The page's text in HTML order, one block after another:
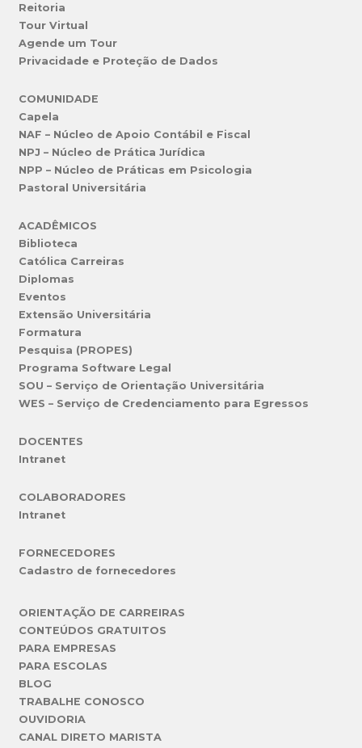
Reitoria
Tour Virtual
Agende um Tour
Privacidade e Proteção de Dados
COMUNIDADE
Capela
NAF – Núcleo de Apoio Contábil e Fiscal
NPJ – Núcleo de Prática Jurídica
NPP – Núcleo de Práticas em Psicologia
Pastoral Universitária
ACADÊMICOS
Biblioteca
Católica Carreiras
Diplomas
Eventos
Extensão Universitária
Formatura
Pesquisa (PROPES)
Programa Software Legal
SOU – Serviço de Orientação Universitária
WES – Serviço de Credenciamento para Egressos
DOCENTES
Intranet
COLABORADORES
Intranet
FORNECEDORES
Cadastro de fornecedores
ORIENTAÇÃO DE CARREIRAS
CONTEÚDOS GRATUITOS
PARA EMPRESAS
PARA ESCOLAS
BLOG
TRABALHE CONOSCO
OUVIDORIA
CANAL DIRETO MARISTA